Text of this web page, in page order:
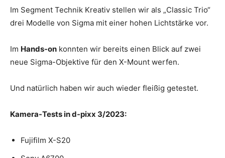
Im Segment Technik Kreativ stellen wir als „Classic Trio“
drei Modelle von Sigma mit einer hohen Lichtstärke vor.
Im Hands-on konnten wir bereits einen Blick auf zwei
neue Sigma-Objektive für den X-Mount werfen.
Und natürlich haben wir auch wieder fleißig getestet.
Kamera-Tests in d-pixx 3/2023:
Fujifilm X-S20